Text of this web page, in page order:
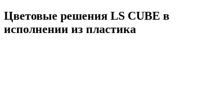
Цветовые решения LS CUBE в
исполнении из пластика